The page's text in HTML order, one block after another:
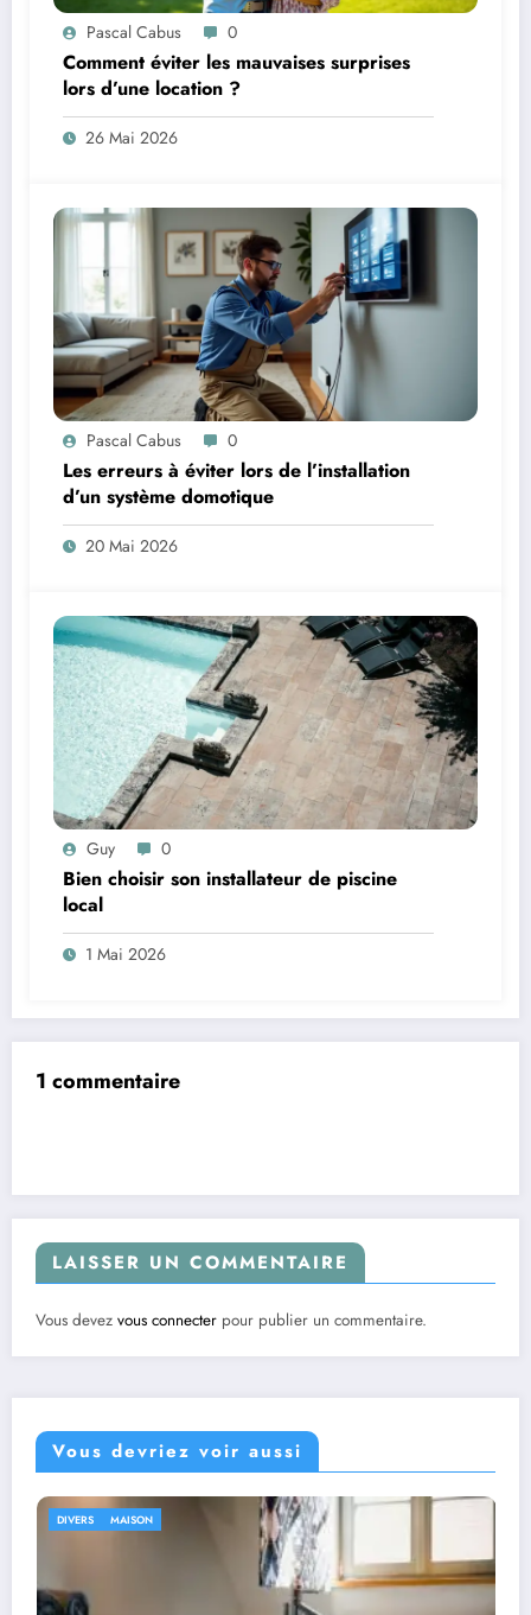
Pascal Cabus 0
Comment éviter les mauvaises surprises
lors d’une location ?
26 Mai 2026
Pascal Cabus 0
Les erreurs à éviter lors de l’installation
d’un système domotique
20 Mai 2026
Guy 0
Bien choisir son installateur de piscine
local
1 Mai 2026
1 commentaire
LAISSER UN COMMENTAIRE
Vous devez vous connecter pour publier un commentaire.
Vous devriez voir aussi